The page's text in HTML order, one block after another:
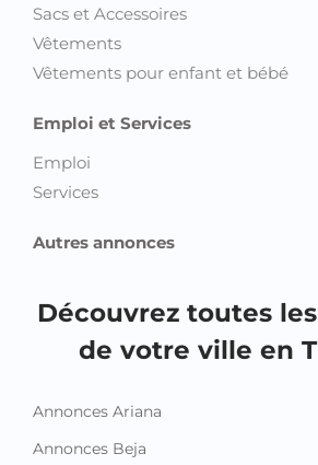
Sacs et Accessoires
Vêtements
Vêtements pour enfant et bébé
Emploi et Services
Emploi
Services
Autres annonces
Découvrez toutes
de votre ville en
Annonces Ariana
Annonces Beja